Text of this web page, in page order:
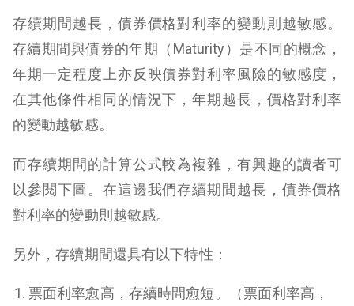
存續期間越長，債券價格對利率的變動則越敏感。
存續期間與債券的年期（Maturity）是不同的概念，
年期一定程度上亦反映債券對利率風險的敏感度，
在其他條件相同的情況下，年期越長，價格對利率
的變動越敏感。
而存續期間的計算公式較為複雜，有興趣的讀者可
以參閱下圖。在這邊我們存續期間越長，債券價格
對利率的變動則越敏感。
另外，存續期間還具有以下特性：
票面利率愈高，存續時間愈短。
（票面利率高，